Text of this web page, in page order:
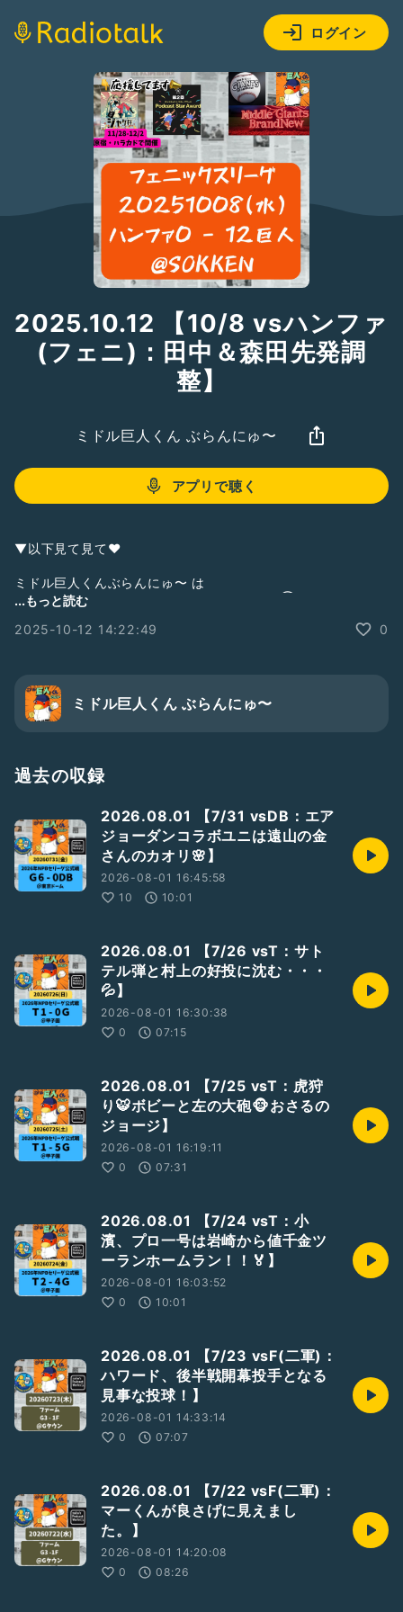
ログイン
2025.10.12 【10/8 vsハンファ
(フェニ)：田中＆森田先発調
整】
ミドル巨人くん ぶらんにゅ〜
アプリで聴く
▼以下見て見て❤︎
ミドル巨人くんぶらんにゅ〜 は
zaboのサポートポッドキャスト番組です。(③サポート)
【シン野球トーク】
https://podcasts.apple.com/jp/podcast/%E3%82%B7%E3
%83%B3%E9%87%8E%E7%90%83%E3%83%88%E3%83%
BC%E3%82%AF-
②サブポッドキャスト
▼
https://open.spotify.com/show/5N12MhN3jET7WOIdWa
04YW?si=69Z98lncRIeUTg_5ZiTWbA
④サポートポッドキャスト
もっと！週末のポッドキャスター
https://stand.fm/channels/5f420a11907968e29deb63ee
⑤声日記
zaboのマイクブルペン
▼
https://listen.style/p/zabo06/czqzuiie
GiantsCastアーカイブ(年一更新)
▼
https://podcasts.apple.com/jp/podcast/giantscast%E3%
82%A2%E3%83%BC%E3%82%AB%E3%82%A4%E3%83%
96/id1743613308
...もっと読む
2025-10-12 14:22:49
0
ミドル巨人くん ぶらんにゅ〜
過去の収録
2026.08.01 【7/31 vsDB：エア
ジョーダンコラボユニは遠山の金
さんのカオリ🌸】
2026-08-01 16:45:58
10
10:01
2026.08.01 【7/26 vsT：サト
テル弾と村上の好投に沈む・・・
💦】
2026-08-01 16:30:38
0
07:15
2026.08.01 【7/25 vsT：虎狩
り🐯ボビーと左の大砲🐵おさるの
ジョージ】
2026-08-01 16:19:11
0
07:31
2026.08.01 【7/24 vsT：小
濱、プロ一号は岩崎から値千金ツ
ーランホームラン！！🏅】
2026-08-01 16:03:52
0
10:01
2026.08.01 【7/23 vsF(二軍)：
ハワード、後半戦開幕投手となる
見事な投球！】
2026-08-01 14:33:14
0
07:07
2026.08.01 【7/22 vsF(二軍)：
マーくんが良さげに見えまし
た。】
2026-08-01 14:20:08
0
08:26